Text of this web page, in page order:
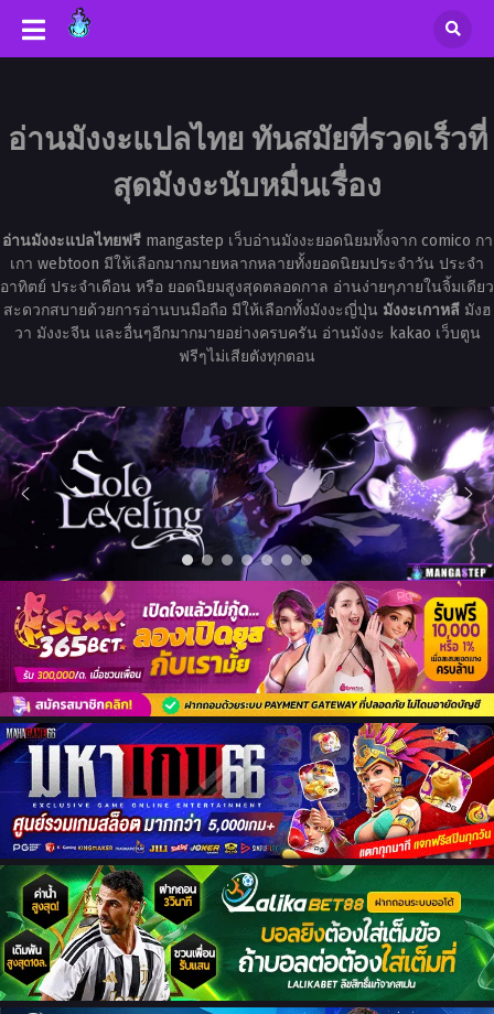
อ่านมังงะแปลไทย ทันสมัยที่รวดเร็วที่
สุดมังงะนับหมื่นเรื่อง
อ่านมังงะแปลไทยฟรีmangastep เว็บอ่านมังงะยอดนิยมทั้งจาก comico กา
เกา webtoon มีให้เลือกมากมายหลากหลายทั้งยอดนิยมประจำวัน ประจำ
อาทิตย์ ประจำเดือน หรือ ยอดนิยมสูงสุดตลอดกาล อ่านง่ายๆภายในจิ้มเดียว
สะดวกสบายด้วยการอ่านบนมือถือ มีให้เลือกทั้งมังงะญี่ปุ่น มังงะเกาหลีมังฮ
วา มังงะจีน และอื่นๆอีกมากมายอย่างครบครัน อ่านมังงะ kakao เว็บตูน
ฟรีๆไม่เสียตังทุกตอน